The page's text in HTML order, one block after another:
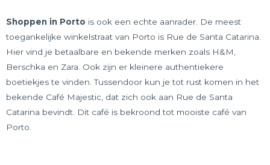
Shoppen in Porto is ook een echte aanrader. De meest
toegankelijke winkelstraat van Porto is Rue de Santa Catarina.
Hier vind je betaalbare en bekende merken zoals H&M,
Berschka en Zara. Ook zijn er kleinere authentiekere
boetiekjes te vinden. Tussendoor kun je tot rust komen in het
bekende Café Majestic, dat zich ook aan Rue de Santa
Catarina bevindt. Dit café is bekroond tot mooiste café van
Porto.